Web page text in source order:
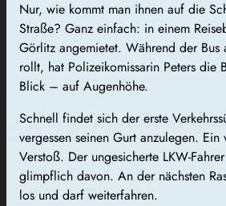
Nur, wie kommt man ihnen auf die
Straße? Ganz einfach: in einem
Görlitz angemietet. Während der
rollt, hat Polizeikomissarin Peters die
Blick – auf Augenhöhe.
Schnell findet sich der erste
vergessen seinen Gurt anzulegen.
Verstoß. Der ungesicherte LKW-
glimpflich davon. An der nächsten
los und darf weiterfahren.